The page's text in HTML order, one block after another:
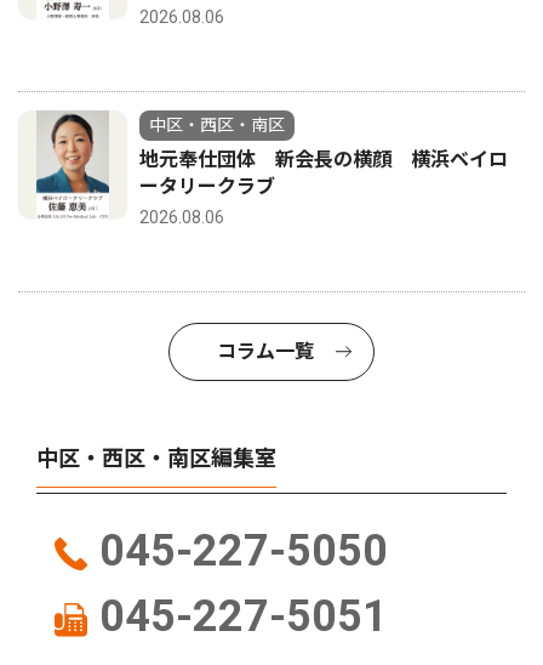
2026.08.06
中区・西区・南区
地元奉仕団体 新会長の横顔 横浜ベイロ
ータリークラブ
2026.08.06
コラム一覧
中区・西区・南区編集室
045-227-5050
045-227-5051